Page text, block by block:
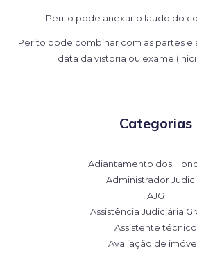
Perito pode anexar o laudo do
Perito pode combinar com as partes e
data da vistoria ou exame
Categorias
Adiantamento dos
Administrador
AJG
Assistência Judiciária
Assistente técnico
Avaliação de